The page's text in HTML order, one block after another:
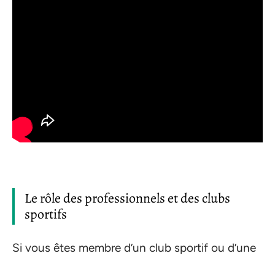
Le rôle des professionnels et des clubs
sportifs
Si vous êtes membre d’un club sportif ou d’une